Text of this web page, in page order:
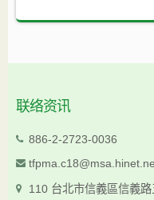
联络资讯
886-2-2723-0036
110 台北市信義區信義